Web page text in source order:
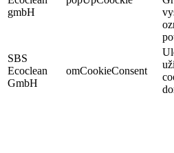
gmbH
SBS
Ecoclean
GmbH
omCookieConsent